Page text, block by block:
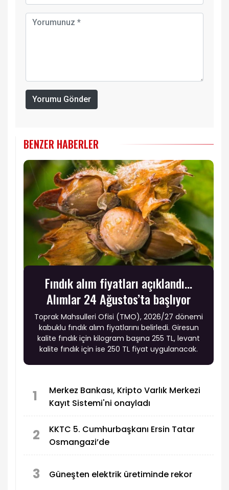
Yorumu Gönder
BENZER HABERLER
Fındık alım fiyatları açıklandı...
Alımlar 24 Ağustos’ta başlıyor
Toprak Mahsulleri Ofisi (TMO), 2026/27 dönemi
kabuklu fındık alım fiyatlarını belirledi. Giresun
kalite fındık için kilogram başına 255 TL, levant
kalite fındık için ise 250 TL fiyat uygulanacak.
1
Merkez Bankası, Kripto Varlık Merkezi
Kayıt Sistemi'ni onayladı
2
KKTC 5. Cumhurbaşkanı Ersin Tatar
Osmangazi’de
3 Güneşten elektrik üretiminde rekor